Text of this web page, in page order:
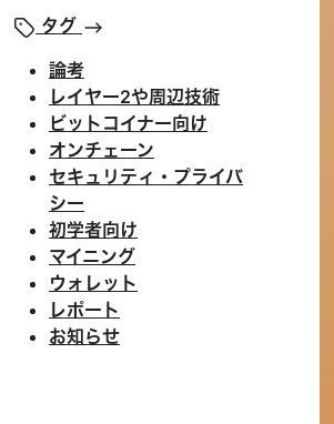
タグ
論考
レイヤー2や周辺技術
ビットコイナー向け
オンチェーン
セキュリティ・プライバ
シー
初学者向け
マイニング
ウォレット
レポート
お知らせ